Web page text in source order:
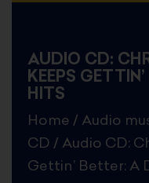
AUDIO CD:
KEEPS
HITS
Home /
CD / Audio CD:
Gettin’ Better: A